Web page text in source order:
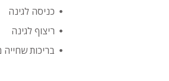
כניסה לגינה
ריצוף לגינה
בריכות